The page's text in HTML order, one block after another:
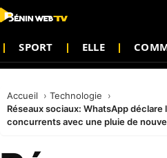
SPORT ELLE
Accueil
Technologie
Réseaux sociaux: WhatsApp déclare
concurrents avec une pluie de